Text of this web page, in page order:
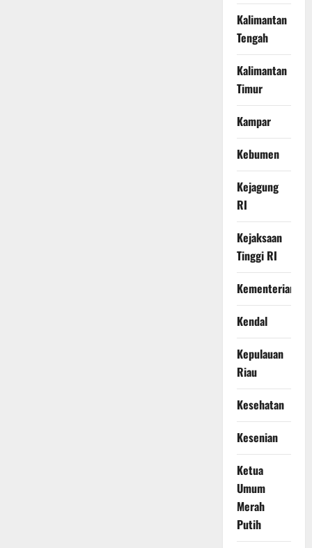
Kalimantan
Tengah
Kalimantan
Timur
Kampar
Kebumen
Kejagung
RI
Kejaksaan
Tinggi RI
Kementerian
Kendal
Kepulauan
Riau
Kesehatan
Kesenian
Ketua
Umum
Merah
Putih